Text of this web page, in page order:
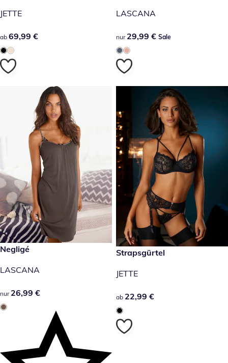
JETTE
69,99 €
ab 69,99 €
LASCANA
29,99 €
nur 29,99 € Sale
26,99 €
Negligé
LASCANA
26,99 €
nur 26,99 €
22,99 €
Strapsgürtel
JETTE
22,99 €
ab 22,99 €